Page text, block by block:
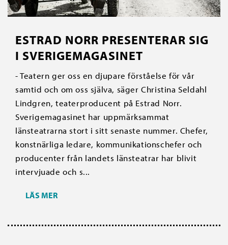
ESTRAD NORR PRESENTERAR SIG
I SVERIGEMAGASINET
- Teatern ger oss en djupare förståelse för vår
samtid och om oss själva, säger Christina Seldahl
Lindgren, teaterproducent på Estrad Norr.
Sverigemagasinet har uppmärksammat
länsteatrarna stort i sitt senaste nummer. Chefer,
konstnärliga ledare, kommunikationschefer och
producenter från landets länsteatrar har blivit
intervjuade och s...
LÄS MER